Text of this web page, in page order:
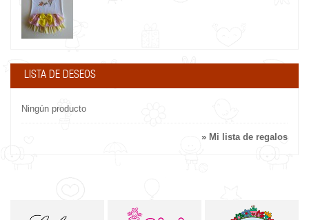
LISTA DE DESEOS
Ningún producto
» Mi lista de regalos